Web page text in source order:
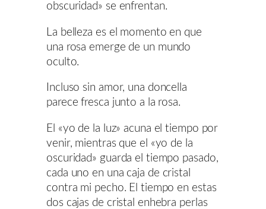
obscuridad» se enfrentan.
La belleza es el momento en que
una rosa emerge de un mundo
oculto.
Incluso sin amor, una doncella
parece fresca junto a la rosa.
El «yo de la luz» acuna el tiempo por
venir, mientras que el «yo de la
oscuridad» guarda el tiempo pasado,
cada uno en una caja de cristal
contra mi pecho. El tiempo en estas
dos cajas de cristal enhebra perlas